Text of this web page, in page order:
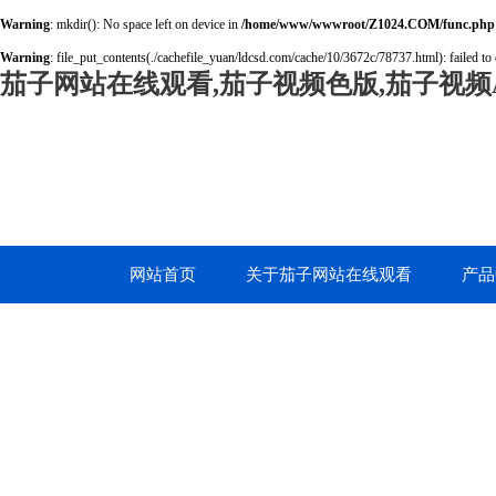
Warning: mkdir(): No space left on device in /home/www/wwwroot/Z1024.COM/func.php
Warning: file_put_contents(./cachefile_yuan/ldcsd.com/cache/10/3672c/78737.html): failed
茄子网站在线观看,茄子视频色版,茄子视
网站首页 关于茄子网站在线观看 产